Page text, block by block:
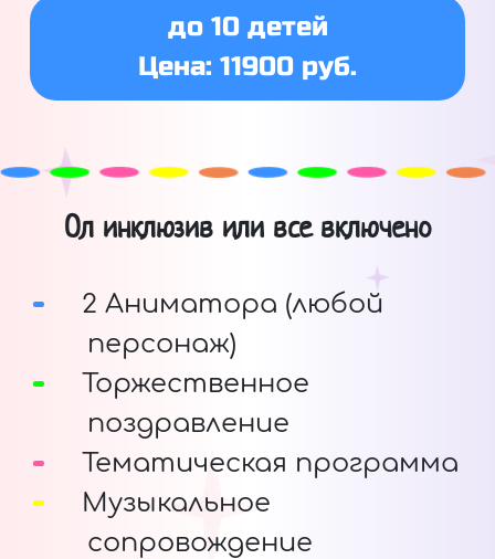
до 10 детей
Цена: 11900 руб.
Ол инклюзив или все включено
2 Аниматора (любой
персонаж)
Торжественное
поздравление
Тематическая программа
Музыкальное
сопровождение